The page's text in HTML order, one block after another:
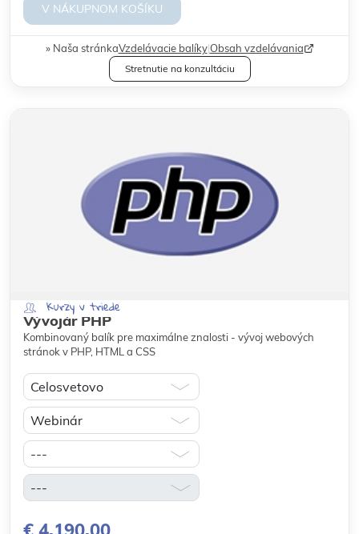
V NÁKUPNOM KOŠÍKU
Naša stránkaVzdelávacie balíky|Obsah vzdelávania
Stretnutie na konzultáciu
Kurzy v triede
Vývojár PHP
Kombinovaný balík pre maximálne znalosti - vývoj webových
stránok v PHP, HTML a CSS